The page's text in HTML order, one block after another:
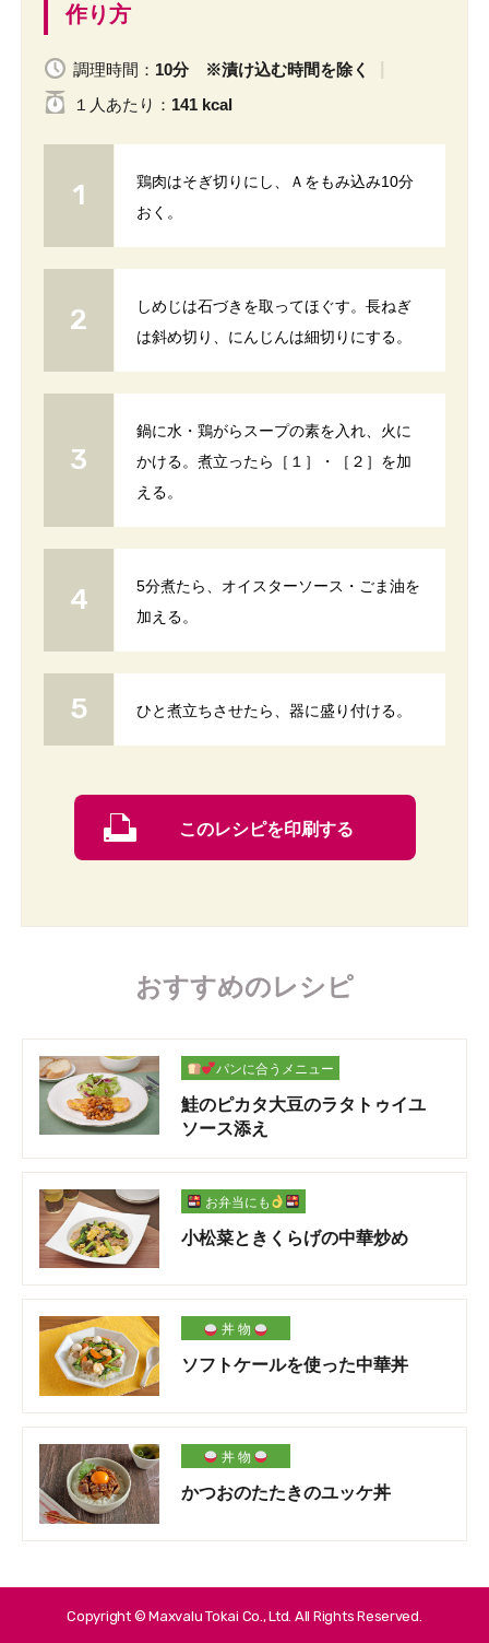
作り方
調理時間： 10分 ※漬け込む時間を除く
１人 あたり ： 141 kcal
鶏肉はそぎ切りにし、Ａをもみ込み10分
おく。
しめじは石づきを取ってほぐす。長ねぎ
は斜め切り、にんじんは細切りにする。
鍋に水・鶏がらスープの素を入れ、火に
かける。煮立ったら［１］・［２］を加
える。
5分煮たら、オイスターソース・ごま油を
加える。
ひと煮立ちさせたら、器に盛り付ける。
このレシピを印刷する
おすすめのレシピ
パンに合うメニュー
鮭のピカタ大豆のラタトゥイユ
ソース添え
お弁当にも
小松菜ときくらげの中華炒め
丼 物
ソフトケールを使った中華丼
丼 物
かつおのたたきのユッケ丼
Copyright © Maxvalu Tokai Co., Ltd. All Rights Reserved.